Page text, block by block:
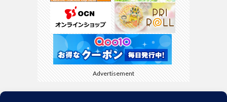
Advertisement